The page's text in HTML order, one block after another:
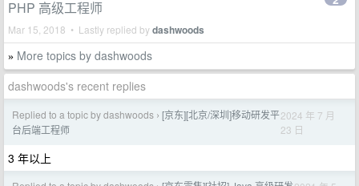
PHP 高级工程师
Mar 15, 2018 • Lastly replied bydashwoods
» More topics by dashwoods
dashwoods's recent replies
Replied to a topic by dashwoods › [京东][北京/深圳]移动研发平
台后端工程师
2024 年 7 月
23 日
3 年以上